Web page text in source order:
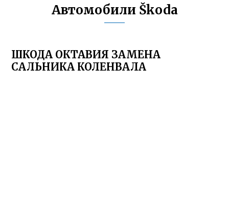
Автомобили Škoda
ШКОДА ОКТАВИЯ ЗАМЕНА
САЛЬНИКА КОЛЕНВАЛА